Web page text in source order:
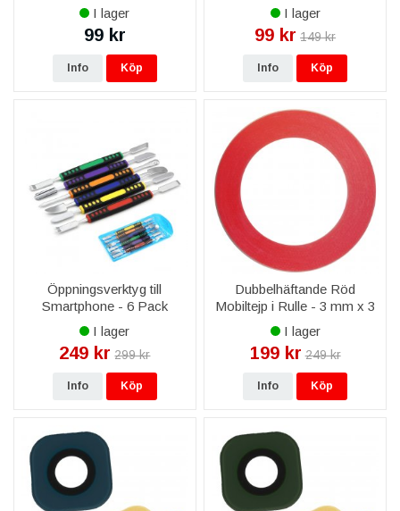
I lager
99 kr
Info Köp
I lager
99 kr 149 kr
Info Köp
Öppningsverktyg till
Smartphone - 6 Pack
I lager
249 kr 299 kr
Info Köp
Dubbelhäftande Röd
Mobiltejp i Rulle - 3 mm x 3
M
I lager
199 kr 249 kr
Info Köp